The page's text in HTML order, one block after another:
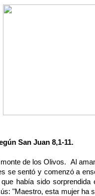
San Juan 8,1-11.
de los Olivos. Al
se sentó y comenzó a
había sido sorprendida
"Maestro, esta mujer ha